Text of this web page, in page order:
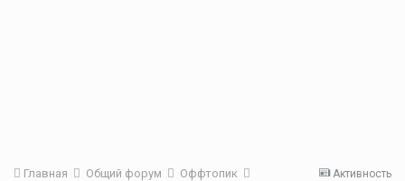
Активность
Главная Общий форум
Оффтопик